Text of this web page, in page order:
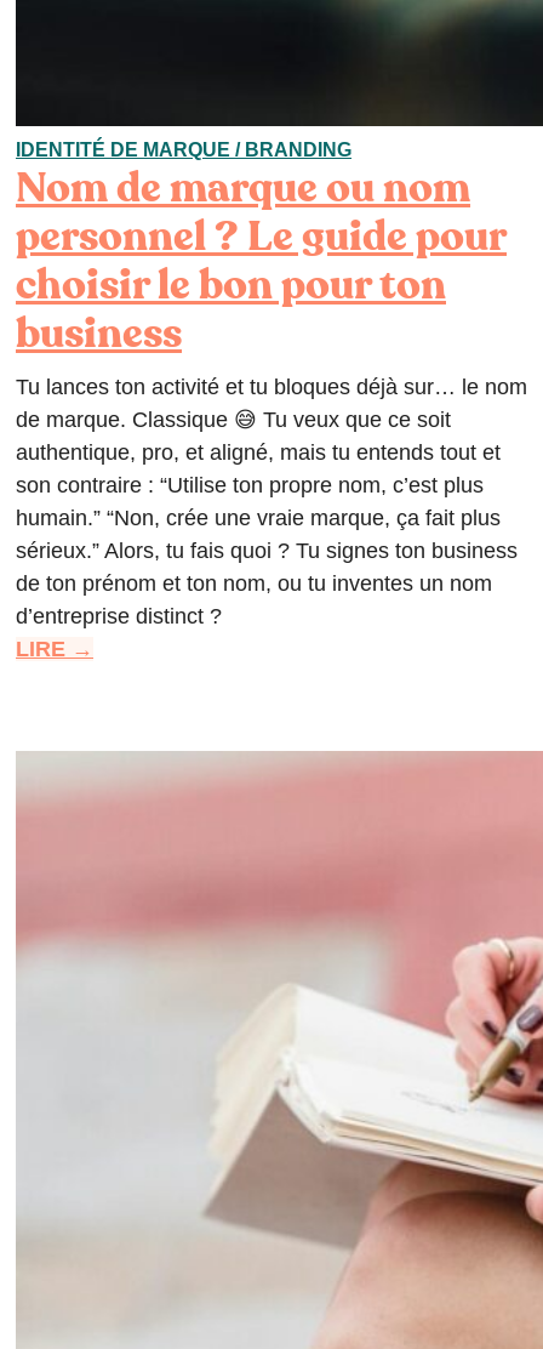
IDENTITÉ DE MARQUE / BRANDING
Nom de marque ou nom
personnel ? Le guide pour
choisir le bon pour ton
business
Tu lances ton activité et tu bloques déjà sur… le nom
de marque. Classique 😅 Tu veux que ce soit
authentique, pro, et aligné, mais tu entends tout et
son contraire : “Utilise ton propre nom, c’est plus
humain.” “Non, crée une vraie marque, ça fait plus
sérieux.” Alors, tu fais quoi ? Tu signes ton business
de ton prénom et ton nom, ou tu inventes un nom
d’entreprise distinct ?
LIRE →